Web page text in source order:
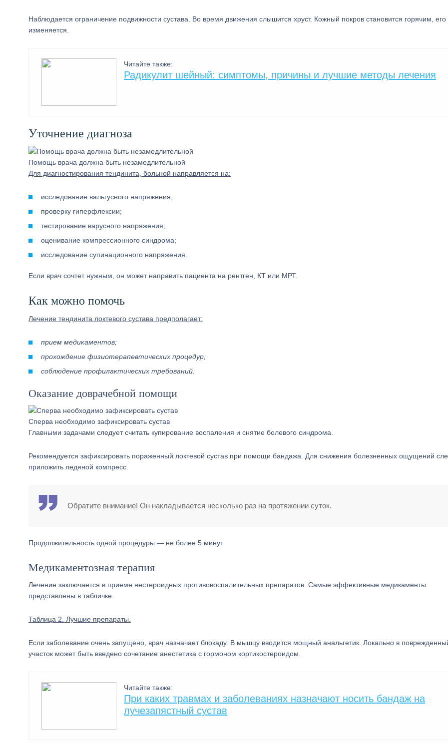
Наблюдается ограничение подвижности сустава. Во время движения слышится хруст. Кожный покров становится горячим, его
изменяется.
Читайте также:
Радикулит шейный: симптомы, причины и лучшие методы лечения
Уточнение диагноза
Помощь врача должна быть незамедлительной
Для диагностирования тендинита, больной направляется на:
исследование вальгусного напряжения;
проверку гиперфлексии;
тестирование варусного напряжения;
оценивание компрессионного синдрома;
исследование супинационного напряжения.
Если врач сочтет нужным, он может направить пациента на рентген, КТ или МРТ.
Как можно помочь
Лечение тендинита локтевого сустава предполагает:
прием медикаментов;
прохождение физиотерапевтических процедур;
соблюдение профилактических требований.
Оказание доврачебной помощи
Сперва необходимо зафиксировать сустав
Главными задачами следует считать купирование воспаления и снятие болевого синдрома.
Рекомендуется зафиксировать пораженный локтевой сустав при помощи бандажа. Для снижения болезненных ощущений
приложить ледяной компресс.
Обратите внимание! Он накладывается несколько раз на протяжении суток.
Продолжительность одной процедуры — не более 5 минут.
Медикаментозная терапия
Лечение заключается в приеме нестероидных противовоспалительных препаратов. Самые эффективные медикаменты
представлены в табличке.
Таблица 2. Лучшие препараты.
Если заболевание очень запущено, врач назначает блокаду. В мышцу вводится мощный анальгетик. Локально в
участок может быть введено сочетание анестетика с гормоном кортикостероидом.
Читайте также:
При каких травмах и заболеваниях назначают носить бандаж на
лучезапястный сустав